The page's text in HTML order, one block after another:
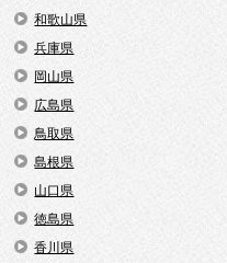
和歌山県
兵庫県
岡山県
広島県
鳥取県
島根県
山口県
徳島県
香川県